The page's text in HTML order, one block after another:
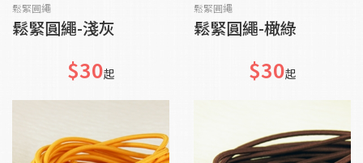
鬆緊圓繩
鬆緊圓繩-淺灰
$30起
鬆緊圓繩
鬆緊圓繩-橄綠
$30起